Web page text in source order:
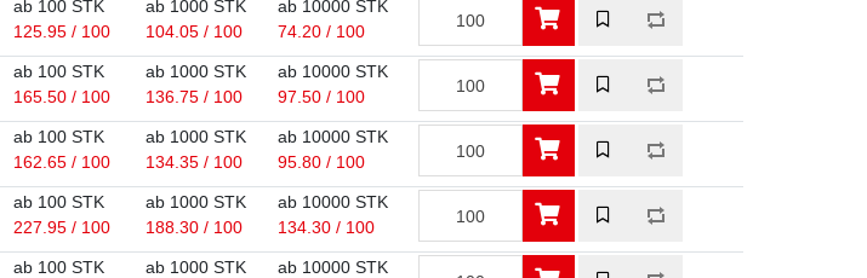
ab 100 STK
125.95 / 100
ab 1000 STK
104.05 / 100
ab 10000 STK
74.20 / 100
ab 100 STK
165.50 / 100
ab 1000 STK
136.75 / 100
ab 10000 STK
97.50 / 100
ab 100 STK
162.65 / 100
ab 1000 STK
134.35 / 100
ab 10000 STK
95.80 / 100
ab 100 STK
227.95 / 100
ab 1000 STK
188.30 / 100
ab 10000 STK
134.30 / 100
ab 100 STK
ab 1000 STK
ab 10000 STK